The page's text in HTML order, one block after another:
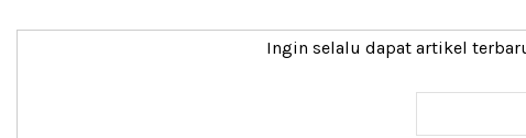
Ingin selalu dapat artikel